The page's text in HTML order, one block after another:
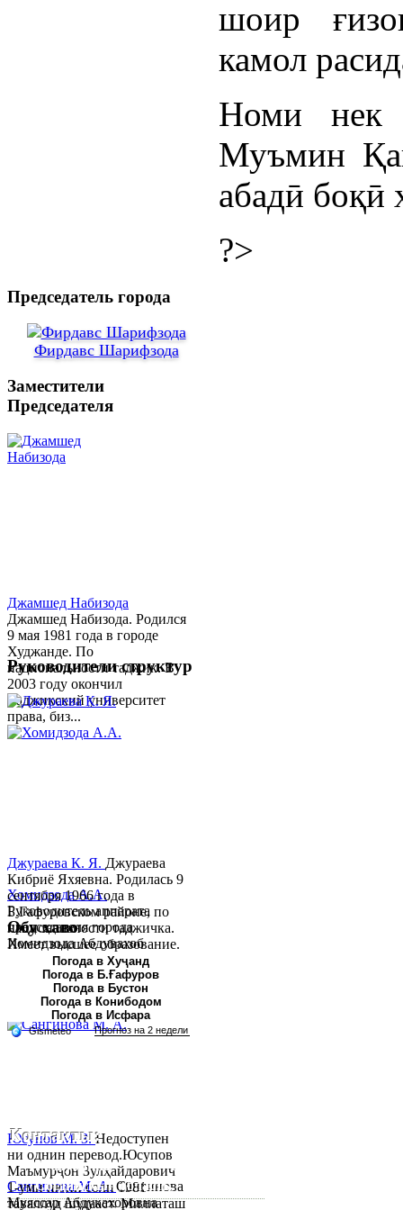
шоир
камол
Номи нек
Муъмин
абадӣ боқӣ
?>
Председатель города
Фирдавс Шарифзода
Заместители
Председателя
Джамшед Набизода
Джамшед Набизода. Родился
9 мая 1981 года в городе
Худжанде. По
национальности таджик. В
2003 году окончил
Таджикский университет
права, биз...
Хомидзода А.А.
Руководитель аппарата
председателя города
Хомидзода Абдувахоб
Абдумаджид родился 8
июня 1978 года в городе
Худжанде. По
национальности...
Сангинова М. А.Сангинова
Муяссар Абдукахоровна
Руководители структур
Джураева К. Я. Джураева
Кибриё Яхяевна. Родилась 9
сентября 1966 года в
Б.Гафуровском районе, по
национальности таджичка.
Имеет высшее образование.
В 1997 ...
Юсупов М. З.Недоступен
ни однин перевод.Юсупов
Маъмурҷон Зулҳайдарович
1-уми июни соли 1981
таваллуд шудааст. Миллаташ
Обу хаво
Погода в Хуҷанд
Погода в Б.Ғафуров
Погода в Бустон
Погода в Конибодом
Погода в Исфара
Контакты:
Республика Таджикистан,
Согдийскый область,